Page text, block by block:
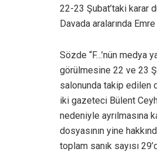
22-23 Şubat’taki karar
Davada aralarında
Sözde “F…’nün medya
görülmesine 22 ve 23
salonunda takip edilen
iki gazeteci Bülent
nedeniyle ayrılmasına
dosyasının yine
toplam sanık sayısı